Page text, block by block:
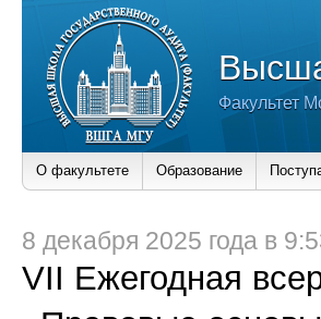
Факультет
О факультете Образование
8 декабря 2025 года в
VII Ежегодная